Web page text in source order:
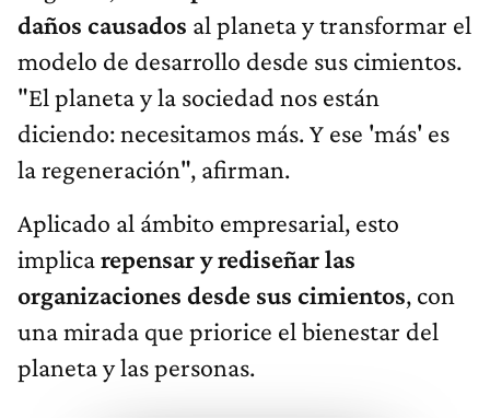
daños causados al planeta y transformar el
modelo de desarrollo desde sus cimientos.
"El planeta y la sociedad nos están
diciendo: necesitamos más. Y ese 'más' es
la regeneración", afirman.
Aplicado al ámbito empresarial, esto
implicarepensar y rediseñar las
organizaciones desde sus cimientos, con
una mirada que priorice el bienestar del
planeta y las personas.